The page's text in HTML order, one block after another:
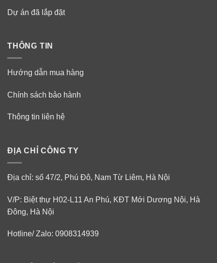
Dự án đã lắp đặt
THÔNG TIN
Hướng dẫn mua hàng
Chính sách bảo hành
Thông tin liên hệ
ĐỊA CHỈ CÔNG TY
Địa chỉ: số 47/2, Phú Đô, Nam Từ Liêm, Hà Nội
V/P: Biệt thự H02-L11 An Phú, KĐT Mới Dương Nội, Hà
Đông, Hà Nội
Hotline/ Zalo: 0908314939